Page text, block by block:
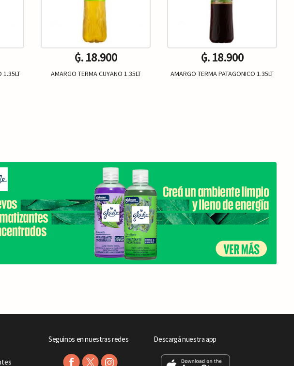
1.35LT
₲. 18.900
AMARGO TERMA CUYANO 1.35LT
₲. 18.900
AMARGO TERMA PATAGONICO 1.35LT
Seguinos en nuestras redes Descargá nuestra app